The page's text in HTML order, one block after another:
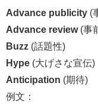
Advance publicity (
Advance review(事
Buzz (話題性)
Hype (大げさな宣伝)
Anticipation (期待)
例文：